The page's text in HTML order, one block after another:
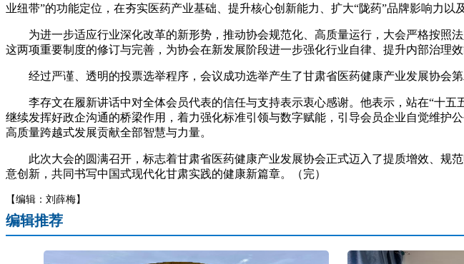
业纽带”的功能定位，在夯实医药产业基础、提升核心创新能力、扩大“陇药”品牌影响力以
为进一步适应行业深化改革的新形势，推动协会规范化、高质量运行，大会严格按照
这两项重要制度的修订与完善，为协会在新发展阶段进一步强化行业自律、提升内部治理
经过严谨、透明的投票选举程序，会议成功选举产生了甘肃省医药健康产业发展协会第
李存文在履新讲话中对全体会员代表的信任与支持表示衷心感谢。他表示，站在“十五
继续发挥好政企沟通的桥梁作用，着力强化标准引领与数字赋能，引导会员企业自觉维护
高质量跨越式发展贡献全部智慧与力量。
此次大会的圆满召开，标志着甘肃省医药健康产业发展协会正式迈入了提质增效、规
意创新，共同书写中国式现代化甘肃实践的健康新篇章。（完）
【编辑：刘薛梅】
编辑推荐